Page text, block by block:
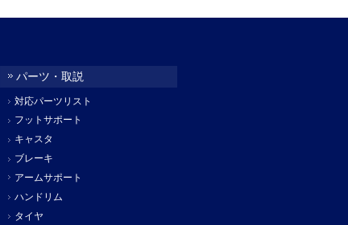
パーツ・取説
対応パーツリスト
フットサポート
キャスタ
ブレーキ
アームサポート
ハンドリム
タイヤ